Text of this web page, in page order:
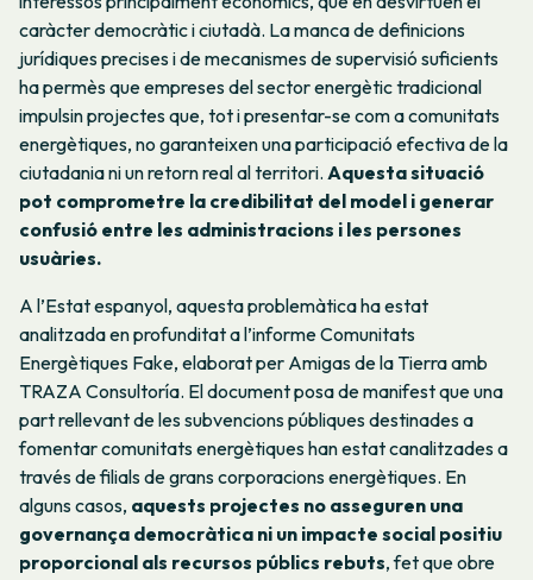
caràcter democràtic i ciutadà. La manca de definicions
jurídiques precises i de mecanismes de supervisió suficients
ha permès que empreses del sector energètic tradicional
impulsin projectes que, tot i presentar-se com a comunitats
energètiques, no garanteixen una participació efectiva de la
ciutadania ni un retorn real al territori. Aquesta situació
pot comprometre la credibilitat del model i generar
confusió entre les administracions i les persones
usuàries.
A l’Estat espanyol, aquesta problemàtica ha estat
analitzada en profunditat a l’informe Comunitats
Energètiques Fake, elaborat per Amigas de la Tierra amb
TRAZA Consultoría. El document posa de manifest que una
part rellevant de les subvencions públiques destinades a
fomentar comunitats energètiques han estat canalitzades a
través de filials de grans corporacions energètiques. En
alguns casos, aquests projectes no asseguren una
governança democràtica ni un impacte social positiu
proporcional als recursos públics rebuts, fet que obre